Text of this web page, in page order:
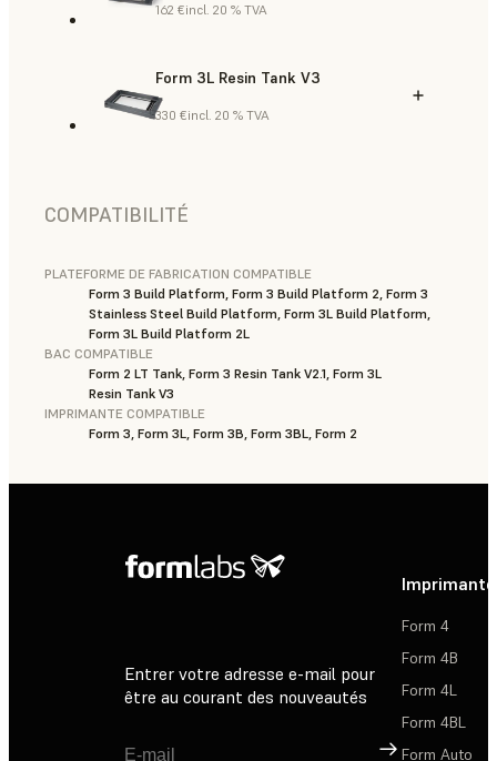
162 €incl. 20 % TVA
Form 3L Resin Tank V3
330 €incl. 20 % TVA
COMPATIBILITÉ
PLATEFORME DE FABRICATION COMPATIBLE
Form 3 Build Platform, Form 3 Build Platform 2, Form 3
Stainless Steel Build Platform, Form 3L Build Platform,
Form 3L Build Platform 2L
BAC COMPATIBLE
Form 2 LT Tank, Form 3 Resin Tank V2.1, Form 3L
Resin Tank V3
IMPRIMANTE COMPATIBLE
Form 3, Form 3L, Form 3B, Form 3BL, Form 2
Entrer votre adresse e-mail pour
être au courant des nouveautés
Inscription
Form 4
Form 4B
Form 4L
Form 4BL
Form Auto